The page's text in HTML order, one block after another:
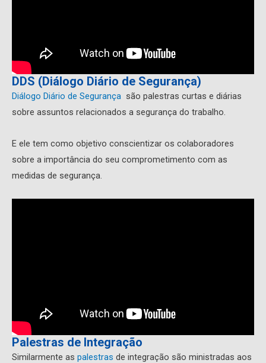
DDS (Diálogo Diário de Segurança)
Diálogo Diário de Segurança são palestras curtas e diárias
sobre assuntos relacionados a segurança do trabalho.
E ele tem como objetivo conscientizar os colaboradores
sobre a importância do seu comprometimento com as
medidas de segurança.
Palestras de Integração
Similarmente as palestras de integração são ministradas aos